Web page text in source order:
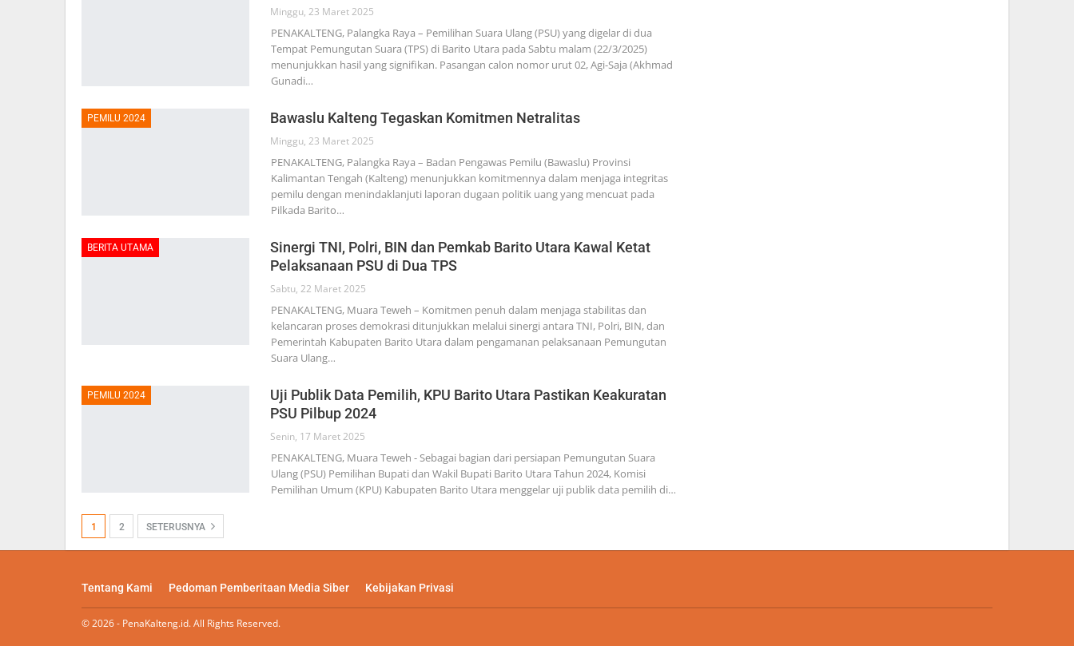
Minggu, 23 Maret 2025
PENAKALTENG, Palangka Raya – Pemilihan Suara Ulang (PSU) yang digelar di dua
Tempat Pemungutan Suara (TPS) di Barito Utara pada Sabtu malam (22/3/2025)
menunjukkan hasil yang signifikan. Pasangan calon nomor urut 02, Agi-Saja (Akhmad
Gunadi…
PEMILU 2024 Bawaslu Kalteng Tegaskan Komitmen Netralitas
Minggu, 23 Maret 2025
PENAKALTENG, Palangka Raya – Badan Pengawas Pemilu (Bawaslu) Provinsi
Kalimantan Tengah (Kalteng) menunjukkan komitmennya dalam menjaga integritas
pemilu dengan menindaklanjuti laporan dugaan politik uang yang mencuat pada
Pilkada Barito…
BERITA UTAMA
Sinergi TNI, Polri, BIN dan Pemkab Barito Utara Kawal Ketat
Pelaksanaan PSU di Dua TPS
Sabtu, 22 Maret 2025
PENAKALTENG, Muara Teweh – Komitmen penuh dalam menjaga stabilitas dan
kelancaran proses demokrasi ditunjukkan melalui sinergi antara TNI, Polri, BIN, dan
Pemerintah Kabupaten Barito Utara dalam pengamanan pelaksanaan Pemungutan
Suara Ulang…
PEMILU 2024
Uji Publik Data Pemilih, KPU Barito Utara Pastikan Keakuratan
PSU Pilbup 2024
Senin, 17 Maret 2025
PENAKALTENG, Muara Teweh - Sebagai bagian dari persiapan Pemungutan Suara
Ulang (PSU) Pemilihan Bupati dan Wakil Bupati Barito Utara Tahun 2024, Komisi
Pemilihan Umum (KPU) Kabupaten Barito Utara menggelar uji publik data pemilih di…
1 2 SETERUSNYA
Tentang Kami Pedoman Pemberitaan Media Siber Kebijakan Privasi
© 2026 - PenaKalteng.id. All Rights Reserved.